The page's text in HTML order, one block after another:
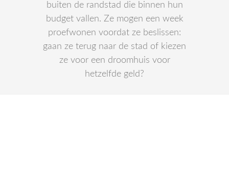
buiten de randstad die binnen hun
budget vallen. Ze mogen een week
proefwonen voordat ze beslissen:
gaan ze terug naar de stad of kiezen
ze voor een droomhuis voor
hetzelfde geld?